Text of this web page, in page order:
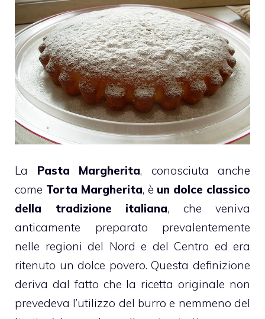
La Pasta Margherita, conosciuta anche
come Torta Margherita, è un dolce classico
della tradizione italiana, che veniva
anticamente preparato prevalentemente
nelle regioni del Nord e del Centro ed era
ritenuto un dolce povero. Questa definizione
deriva dal fatto che la ricetta originale non
prevedeva l’utilizzo del burro e nemmeno del